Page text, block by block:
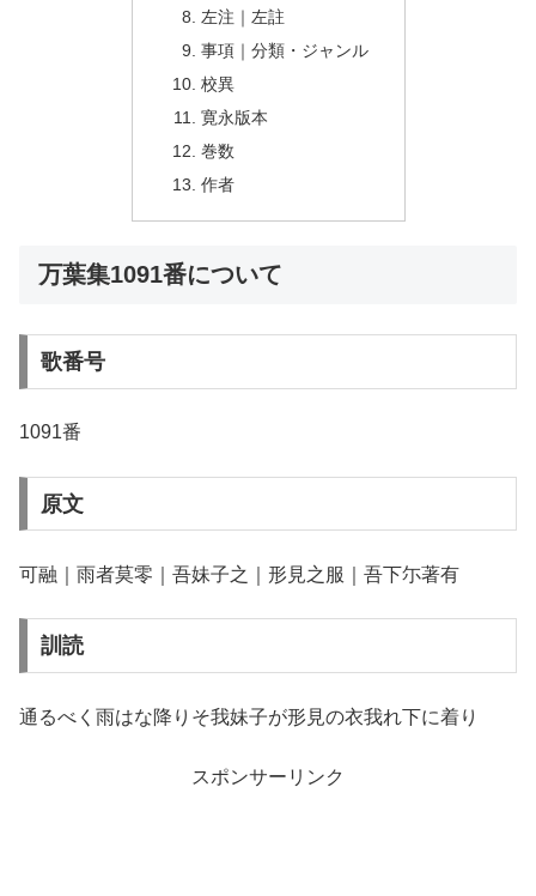
左注｜左註
事項｜分類・ジャンル
校異
寛永版本
巻数
作者
万葉集1091番について
歌番号
1091番
原文
可融｜雨者莫零｜吾妹子之｜形見之服｜吾下尓著有
訓読
通るべく雨はな降りそ我妹子が形見の衣我れ下に着り
スポンサーリンク